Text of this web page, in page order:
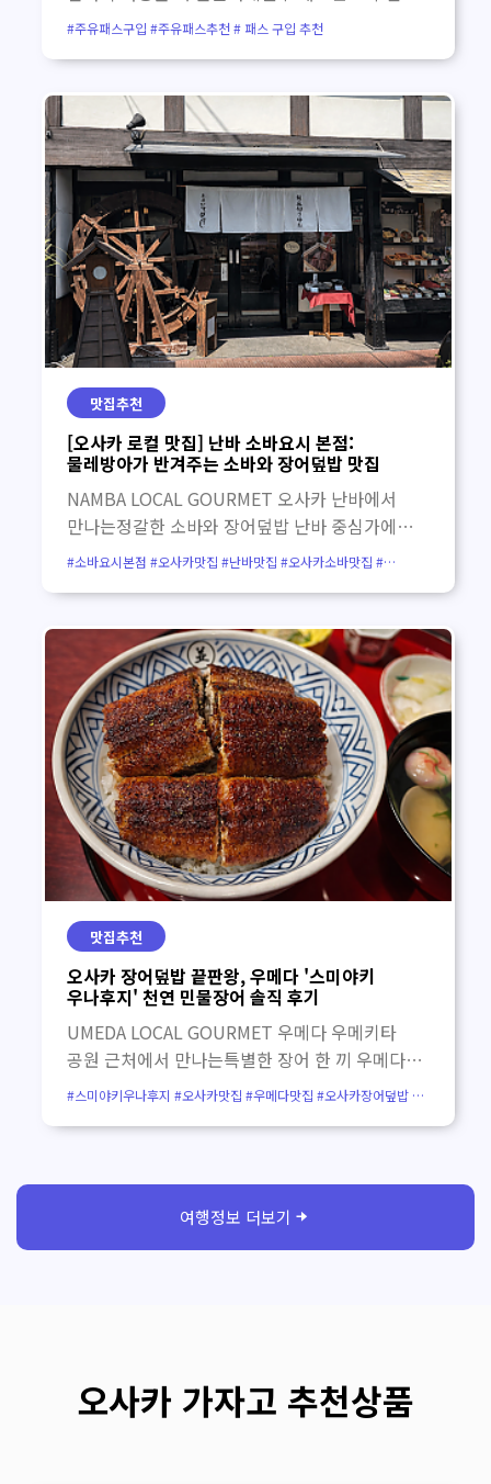
티켓 모음 패스권, 공항 교통권, 유니버설
오사카·간사이 알뜰 필수 패스권 주유패스 구매
1일권 / 2일권 오사카 e-패스 1일권 / 2일권
간사이 조이 패스 3개 시설 슈퍼 닌텐도 월드 입장
확약권 + 유니버설 1일권 + 간사이 조이패스
간사이공항 ↔ 오사카·고베·교토·나라 교통 추천
라피트 편도 구매 오사카 난카이 라피트 & 오사카
메트로 간사이 리무진 버스 편도 하루카 특급열차
편도 티켓 오사카 유니버설 스튜디오 재팬 오사카
유니버설 스튜디오 재팬 입장권 오사카 유니버설
스튜디오 재팬 1.5일권 유니버설 스튜디오 재팬
익스프레스4·5 유니버설 스튜디오 재팬
익스프레스7·8 오사카 & 고베 온천 추천 오사카
소라니와 온천 오사카 나니와노유 온천 아리마
온천 다이코노유 입욕 티켓 아리마 온천
다이코노유 + 한큐 패스 교토·나라·고베
버스투어 추천 오사카 교토 1일 버스투어 한국어
가이드 교토 아마노하시다테 & 이네후나야
버스투어 오사카 교토 버스투어 한국인 가이드
나라 사슴공원·동대사·교토 아라시야마·청수사
1일 버스투어 오사카 나라 & 고베 버스투어 교토
아라시야마·고베·아리마온천 버스투어 오사카
교토 아라시야마 일일 버스투어 고베 버스투어
아리마온천·롯코산전망대·메리켄파크 이용 전
안내 각 상품의 가격, 포함 사항, 운영 여부는 예약
시점과 현지 사정에 따라 달라질 수 있습니다.구매
전 상품 상세 페이지에서 정확한 조건을 확인해
주세요.…더보기
#주유패스구입 #주유패스추천 # 패스 구입 추천
맛집추천
[오사카 로컬 맛집] 난바 소바요시 본점:
물레방아가 반겨주는 소바와 장어덮밥 맛집
NAMBA LOCAL GOURMET 오사카 난바에서
만나는정갈한 소바와 장어덮밥 난바 중심가에서
조금 벗어난 조용한 길목에서 만나는 소바요시
한 끼를 선물해 줍니다. 가자고 투어 추천 포인트
난바 야스카 신사를 방문할 계획이 있다면 함께
들르기 좋은 식당입니다.번화가의 북적임에서
잠시 벗어나, 차분한 분위기 속에서 소바와
장어덮밥을 즐기고 싶은 분께 추천드립니다.
소바요시 본점의 첫인상 오사카 난바 중심가에서
조금 걷다 보면, 짙은 나무 간판과 차분한 외관이
멋스러운소바요시 본점을 만날 수 있습니다.오랜
세월 자리를 지켜온 듯한 분위기는 들어가기
전부터 편안한 기대감을 줍니다. 물레방아가 있는
정겨운 입구 가게 문 앞에 서면 가장 먼저 눈에
들어오는 것은 커다란 물레방아입니다.복잡한
도시 한복판에서 만나는 이 소박한 풍경이 묘하게
마음을 느슨하게 만들어 줍니다.문을 열고
들어서면 따뜻한 나무 분위기와 함께 일본 특유의
정갈하고 아늑한 공간이 펼쳐집니다. 담백한
소바와 윤기 흐르는 장어덮밥 이곳의 소바와
장어덮밥은 화려한 맛으로 밀어붙이는 스타일은
아닙니다.대신 담백하고 곧은 맛이 매력입니다.
나는 장어와 따뜻한 밥의 조화가 좋아,단순한 한
끼 이상의 깊은 만족감을 줍니다. 이런 분께
있지만, 난바 야스카 신사와 함께 방문하면 좋은
#소바요시본점 #오사카맛집 #난바맛집 #오사카소바맛집 #
#오사카로컬맛집 #오사카여행코스 #오사카맛집추천 #
맛집추천
오사카 장어덮밥 끝판왕, 우메다 '스미야키
우나후지' 천연 민물장어 솔직 후기
UMEDA LOCAL GOURMET 우메다 우메키타
공원 근처에서 만나는특별한 장어 한 끼 우메다
번화가 속에서도 은은한 존재감을 드러내는 장어
곳입니다. 가자고 투어 추천 포인트 가격보다
만족도를 먼저 생각하는 한 끼를 찾는다면 특히
근처를 걷다 보면, 복잡한 도심 속에서도 차분한
존재감을 드러내는스미야키 우나후지 오사카
#스미야키우나후지 #오사카맛집 #우메다맛집 #오사카장어덮밥 #
오사카로컬맛집 #오사카고급맛집 #우메다우나후지 #